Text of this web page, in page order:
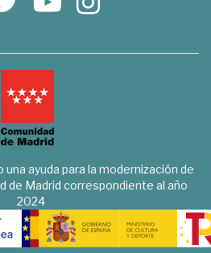
ayuda para la modernización de
de Madrid correspondiente al año
2024